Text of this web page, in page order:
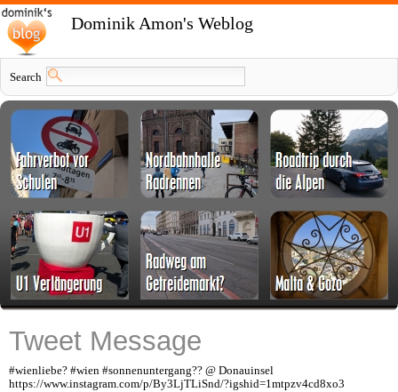
Dominik Amon's Weblog
Search
Tweet Message
#wienliebe? #wien #sonnenuntergang?? @ Donauinsel
https://www.instagram.com/p/By3LjTLiSnd/?igshid=1mtpzv4cd8xo3